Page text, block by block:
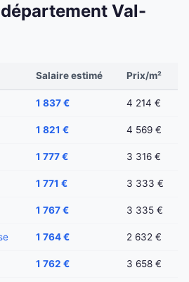
Val-
Salaire estimé Prix/m²
1 837 € 4 214 €
1 821 € 4 569 €
1 777 € 3 316 €
1 771 € 3 333 €
1 767 € 3 335 €
1 764 € 2 632 €
1 762 € 3 658 €